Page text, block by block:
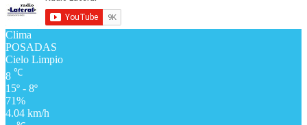
Clima
POSADAS
Cielo Limpio
8 ℃
15º - 8º
71%
4.04 km/h